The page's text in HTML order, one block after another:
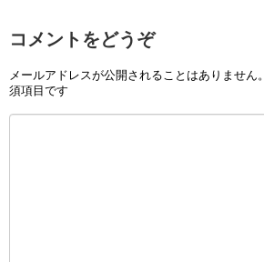
コメントをどうぞ
メールアドレスが公開されることはありません。
須項目です